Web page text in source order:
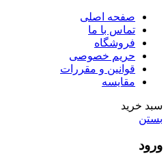
صفحه اصلی
تماس با ما
فروشگاه
حریم خصوصی
قوانین و مقررات
مقایسه
سبد خرید
بستن
ورود